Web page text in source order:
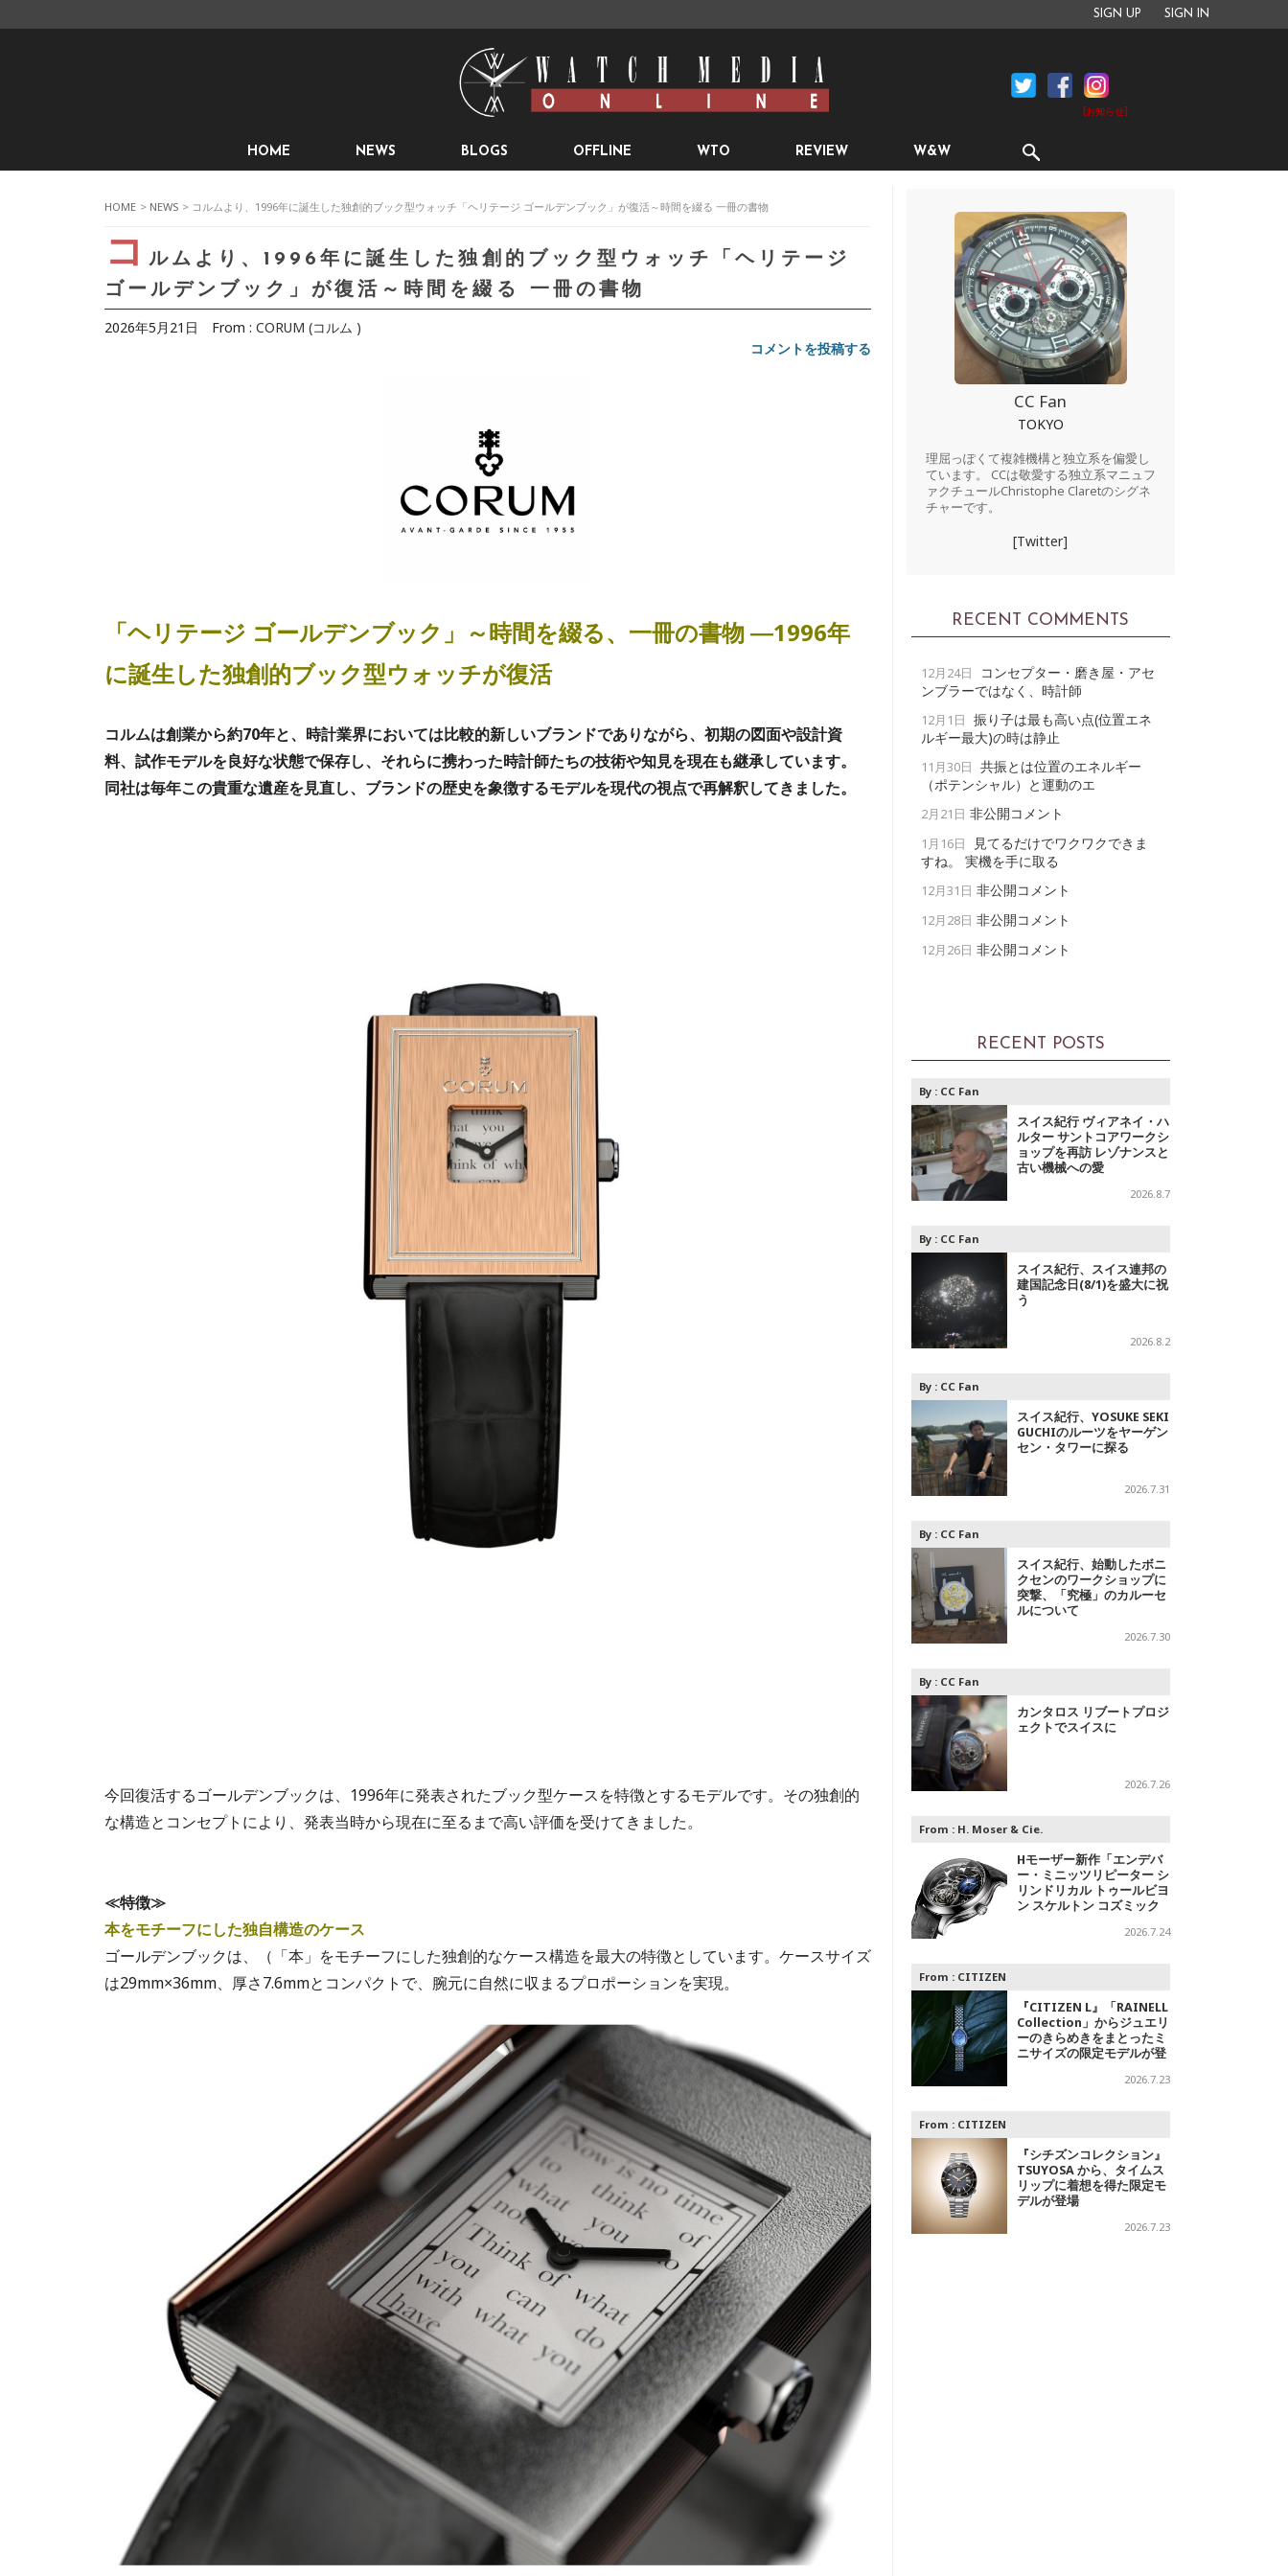
SIGN UP SIGN IN
[お知らせ]
HOME NEWS BLOGS OFFLINE WTO REVIEW W&W
HOME > NEWS > コルムより、1996年に誕生した独創的ブック型ウォッチ「ヘリテージ ゴールデンブック」が復活～時間を綴る 一冊の書物
コ
ルムより、1996年に誕生した独創的ブック型ウォッチ「ヘリテージ
ゴールデンブック」が復活～時間を綴る 一冊の書物
2026年5月21日 From : CORUM (コルム )
コメントを投稿する
「ヘリテージ ゴールデンブック」～時間を綴る、一冊の書物 ―1996年
に誕生した独創的ブック型ウォッチが復活
コルムは創業から約70年と、時計業界においては比較的新しいブランドでありながら、初期の図面や設計資
料、試作モデルを良好な状態で保存し、それらに携わった時計師たちの技術や知見を現在も継承しています。
同社は毎年この貴重な遺産を見直し、ブランドの歴史を象徴するモデルを現代の視点で再解釈してきました。
今回復活するゴールデンブックは、1996年に発表されたブック型ケースを特徴とするモデルです。その独創的
な構造とコンセプトにより、発表当時から現在に至るまで高い評価を受けてきました。
≪特徴≫
本をモチーフにした独自構造のケース
ゴールデンブックは、（「本」をモチーフにした独創的なケース構造を最大の特徴としています。ケースサイズ
は29mm×36mm、厚さ7.6mmとコンパクトで、腕元に自然に収まるプロポーションを実現。
CC Fan
TOKYO
理屈っぽくて複雑機構と独立系を偏愛し
ています。 CCは敬愛する独立系マニュフ
ァクチュールChristophe Claretのシグネ
チャーです。
[Twitter]
RECENT COMMENTS
12月24日
コンセプター・磨き屋・アセ
ンブラーではなく、時計師
12月1日 振り子は最も高い点(位置エネ
ルギー最大)の時は静止
11月30日 共振とは位置のエネルギー
（ポテンシャル）と運動のエ
2月21日 非公開コメント
1月16日
見てるだけでワクワクできま
すね。 実機を手に取る
12月31日 非公開コメント
12月28日 非公開コメント
12月26日 非公開コメント
RECENT POSTS
By : CC Fan
スイス紀行 ヴィアネイ・ハ
ルター サントコアワークシ
ョップを再訪 レゾナンスと
古い機械への愛
2026.8.7
By : CC Fan
スイス紀行、スイス連邦の
建国記念日(8/1)を盛大に祝
う
2026.8.2
By : CC Fan
スイス紀行、YOSUKE SEKI
GUCHIのルーツをヤーゲン
セン・タワーに探る
2026.7.31
By : CC Fan
スイス紀行、始動したボニ
クセンのワークショップに
突撃、「究極」のカルーセ
ルについて
2026.7.30
By : CC Fan
カンタロス リブートプロジ
ェクトでスイスに
2026.7.26
From : H. Moser & Cie.
Hモーザー新作「エンデバ
ー・ミニッツリピーター シ
リンドリカル トゥールビヨ
ン スケルトン コズミック
2026.7.24
From : CITIZEN
『CITIZEN L』「RAINELL
Collection」からジュエリ
ーのきらめきをまとったミ
ニサイズの限定モデルが登
2026.7.23
From : CITIZEN
『シチズンコレクション』
TSUYOSA から、タイムス
リップに着想を得た限定モ
デルが登場
2026.7.23